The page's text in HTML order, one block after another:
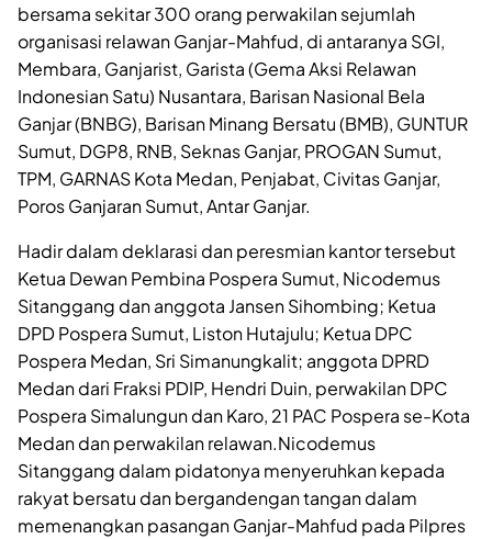
bersama sekitar 300 orang perwakilan sejumlah
organisasi relawan Ganjar-Mahfud, di antaranya SGI,
Membara, Ganjarist, Garista (Gema Aksi Relawan
Indonesian Satu) Nusantara, Barisan Nasional Bela
Ganjar (BNBG), Barisan Minang Bersatu (BMB), GUNTUR
Sumut, DGP8, RNB, Seknas Ganjar, PROGAN Sumut,
TPM, GARNAS Kota Medan, Penjabat, Civitas Ganjar,
Poros Ganjaran Sumut, Antar Ganjar.
Hadir dalam deklarasi dan peresmian kantor tersebut
Ketua Dewan Pembina Pospera Sumut, Nicodemus
Sitanggang dan anggota Jansen Sihombing; Ketua
DPD Pospera Sumut, Liston Hutajulu; Ketua DPC
Pospera Medan, Sri Simanungkalit; anggota DPRD
Medan dari Fraksi PDIP, Hendri Duin, perwakilan DPC
Pospera Simalungun dan Karo, 21 PAC Pospera se-Kota
Medan dan perwakilan relawan.Nicodemus
Sitanggang dalam pidatonya menyeruhkan kepada
rakyat bersatu dan bergandengan tangan dalam
memenangkan pasangan Ganjar-Mahfud pada Pilpres